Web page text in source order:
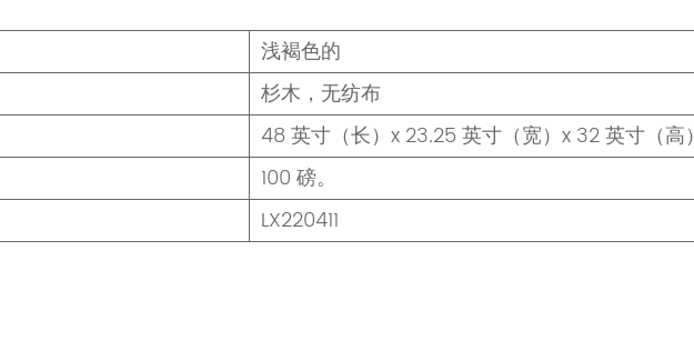
浅褐色的
杉木，无纺布
48 英寸（长）x 23.25 英寸（宽）x 32 英寸（高）
100 磅。
LX220411